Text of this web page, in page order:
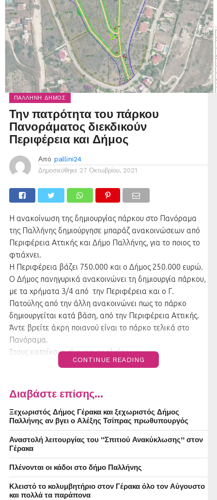
ΠΑΛΛΉΝΗ ΔΉΜΟΣ
Την πατρότητα του πάρκου
Πανοράματος διεκδικούν
Περιφέρεια και Δήμος
Από pallini24
Δημοσιεύθηκε 27 Οκτωβρίου, 2021
Η ανακοίνωση της δημιουργίας πάρκου στο Πανόραμα
της Παλλήνης δημιούργησε μπαράζ ανακοινώσεων από
Περιφέρεια Αττικής και Δήμο Παλλήνης, για το ποιος το
φτιάχνει.
Η Περιφέρεια βάζει 750.000 και ο Δήμος 250.000 ευρώ.
Ο Δήμος πανηγυρικά ανακοινώνει τη δημιουργία πάρκου,
με τα χρήματα 3/4 από την Περιφέρεια και ο Γ.
Πατούλης από την άλλη ανακοινώνει πως το πάρκο
δημιουργείται κατά βάση, από την Περιφέρεια Αττικής.
Άντε βρείτε άκρη ποιανού είναι το πάρκο τελικά στο
Πανόραμα.
Στους κατοίκους σίγουρα ας ελπίσουμε.
CONTINUE READING
Διαβάστε επίσης...
Ξεχωριστός Δήμος Γέρακα και ξεχωριστός Δήμος
Παλλήνης αν βγει ο Αλέξης Τσίπρας πρωθυπουργός
Αναστολή λειτουργίας του “Σπιτιού Ανακύκλωσης” στον
Γέρακα
Πλένονται οι κάδοι στο δήμο Παλλήνης
Κλειστό το κολυμβητήριο στον Γέρακα όλο τον Αύγουστο
και πολλά τα παράπονα